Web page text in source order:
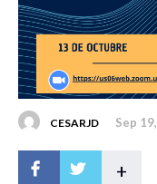
CESARJD Sep
+